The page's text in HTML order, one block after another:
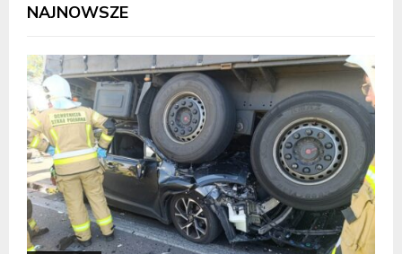
NAJNOWSZE